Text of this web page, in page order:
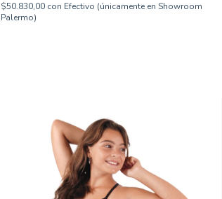
$50.830,00 con Efectivo (únicamente en Showroom
Palermo)